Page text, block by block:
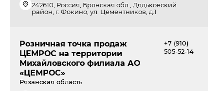
242610, Россия, Брянская обл., Дядьковский
район, г. Фокино, ул. Цементников, д.1
Розничная точка продаж
ЦЕМРОС на территории
Михайловского филиала АО
«ЦЕМРОС»
Рязанская область
+7 (910)
505-52-14